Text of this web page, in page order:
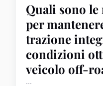
Quali sono
per
trazione
condizioni
veicolo off-
...